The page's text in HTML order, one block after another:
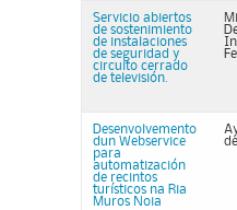
Servicio abiertos
de sostenimiento
de instalaciones
de seguridad y
circuito cerrado
de televisión.
Desenvolvemento
dun Webservice
para
automatización
de recintos
turísticos na Ria
Muros Noia